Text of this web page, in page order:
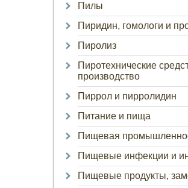
Пилы
Пиридин, гомологи и
Пиролиз
Пиротехнические
производство
Пиррол и пирролидин
Питание и пища
Пищевая
Пищевые инфекции и
Пищевые продукты,